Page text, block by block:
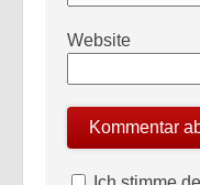
Website